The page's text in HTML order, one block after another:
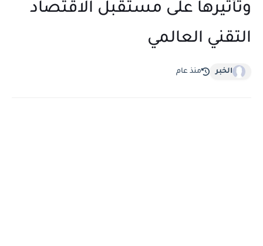
وتأثيرها على مستقبل الاقتصاد
التقني العالمي
الخبر منذ عام